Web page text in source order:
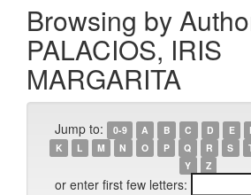
Browsing by
PALACIOS, IRIS
MARGARITA
Jump to: 0-9 A B C D E
K
L M N O P Q R S
Y
Z
or enter first few letters: